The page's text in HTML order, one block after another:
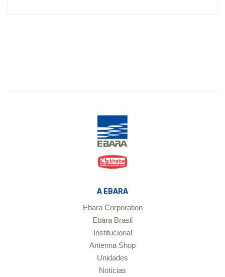
A EBARA
Ebara Corporation
Ebara Brasil
Institucional
Antenna Shop
Unidades
Notícias